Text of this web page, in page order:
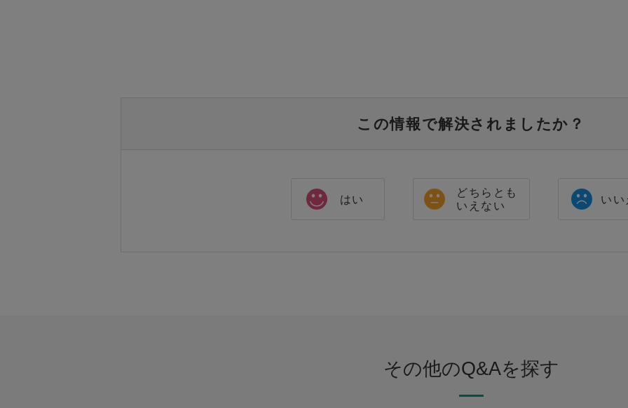
この情報で解決されましたか？
はい
どちらとも
いえない
いい
その他のQ&Aを探す